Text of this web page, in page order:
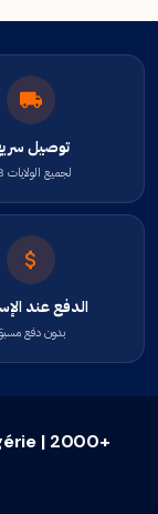
توصيل
لجميع الولايات 58
الدفع عند
بدون دفع
| 2000+